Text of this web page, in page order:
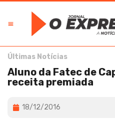
Últimas Notícias
Aluno da Fatec de
receita premiada
18/12/2016